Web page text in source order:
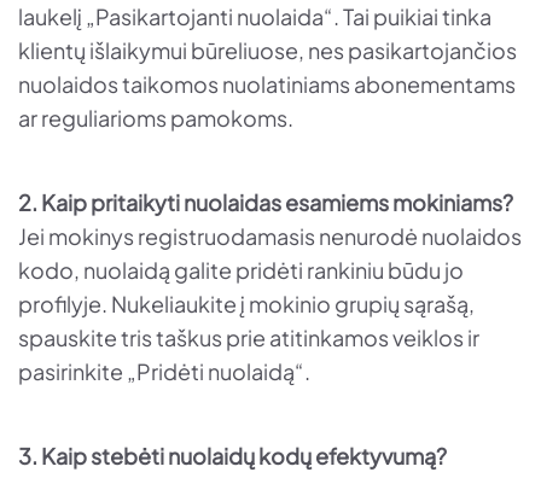
laukelį „Pasikartojanti nuolaida“. Tai puikiai tinka
klientų išlaikymui būreliuose, nes pasikartojančios
nuolaidos taikomos nuolatiniams abonementams
ar reguliarioms pamokoms.
2. Kaip pritaikyti nuolaidas esamiems mokiniams?
Jei mokinys registruodamasis nenurodė nuolaidos
kodo, nuolaidą galite pridėti rankiniu būdu jo
profilyje. Nukeliaukite į mokinio grupių sąrašą,
spauskite tris taškus prie atitinkamos veiklos ir
pasirinkite „Pridėti nuolaidą“.
3. Kaip stebėti nuolaidų kodų efektyvumą?